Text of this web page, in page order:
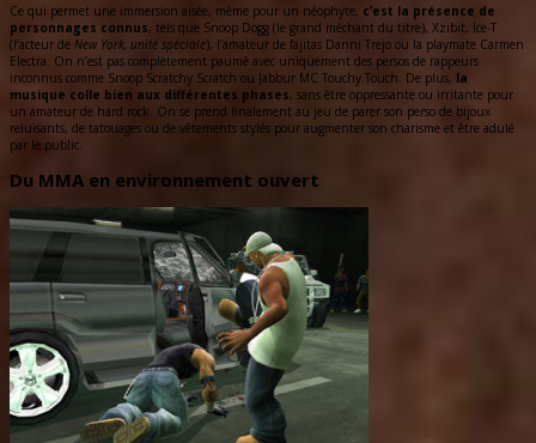
Ce qui permet une immersion aisée, même pour un néophyte, c’est la présence de
personnages connus, tels que Snoop Dogg (le grand méchant du titre), Xzibit, Ice-T
(l’acteur de New York, unité spéciale), l’amateur de fajitas Danni Trejo ou la playmate Carmen
Electra. On n’est pas complètement paumé avec uniquement des persos de rappeurs
inconnus comme Snoop Scratchy Scratch ou Jabbur MC Touchy Touch. De plus, la
musique colle bien aux différentes phases, sans être oppressante ou irritante pour
un amateur de hard rock. On se prend finalement au jeu de parer son perso de bijoux
reluisants, de tatouages ou de vêtements stylés pour augmenter son charisme et être adulé
par le public.
Du MMA en environnement ouvert